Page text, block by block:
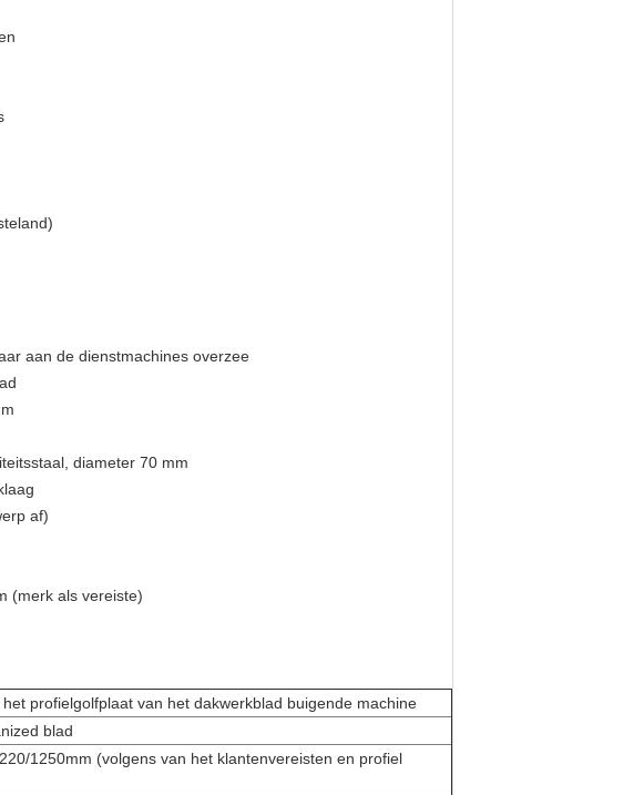
aan de dienstmachines overzee
diameter 70 mm
af)
(merk als vereiste)
profielgolfplaat van het dakwerkblad buigende machine
blad
1250mm (volgens van het klantenvereisten en profiel